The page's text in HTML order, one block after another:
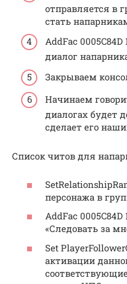
отправляется в
стать
AddFac
диалог
Закрываем
Начинаем
диалогах будет
сделает его
Список читов для
персонажа в
AddFac
«Следовать за
Set
активации